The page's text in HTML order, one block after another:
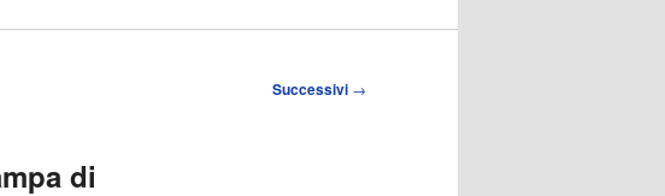
Successivi →
di